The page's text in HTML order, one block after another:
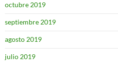
octubre 2019
septiembre 2019
agosto 2019
julio 2019